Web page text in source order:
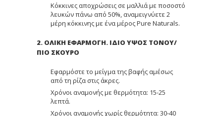
Κόκκινες αποχρώσεις σε μαλλιά με ποσοστό
λευκών πάνω από 50%, αναμειγνύετε 2
μέρη κόκκινης με ένα μέρος Pure Naturals.
2. ΟΛΙΚΗ ΕΦΑΡΜΟΓΗ. ΙΔΙΟ ΥΨΟΣ ΤΟΝΟΥ/
ΠΙΟ ΣΚΟΥΡΟ
Εφαρμόστε το μείγμα της βαφής αμέσως
από τη ρίζα στις άκρες.
Χρόνοι αναμονής με θερμότητα: 15-25
λεπτά.
Χρόνοι αναμονής χωρίς θερμότητα: 30-40